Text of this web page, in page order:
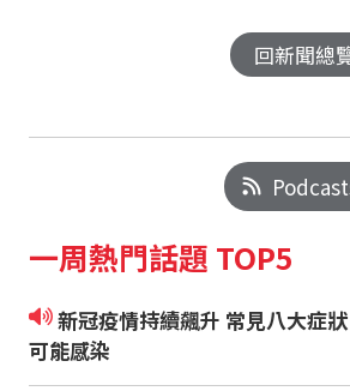
回新聞總
一周熱門話題 TOP5
新冠疫情持續飆升 常見八大症狀 沒發燒也
可能感染